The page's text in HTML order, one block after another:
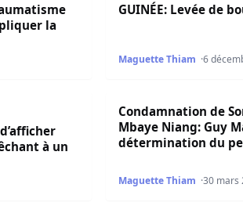
la
GUINÉE: Levée de
Maguette Thiam 6
à un
Condamnation de
Condamnation de
Mbaye Niang: Guy
détermination du
Maguette Thiam 30 mars